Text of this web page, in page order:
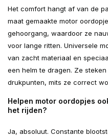
Het comfort hangt af van de
maat gemaakte motor
gehoorgang, waardoor ze
voor lange ritten. Universele
van zacht materiaal en
een helm te dragen. Ze
drukpunten, mits ze correct
Helpen motor oordopjes
het rijden?
Ja, absoluut. Constante